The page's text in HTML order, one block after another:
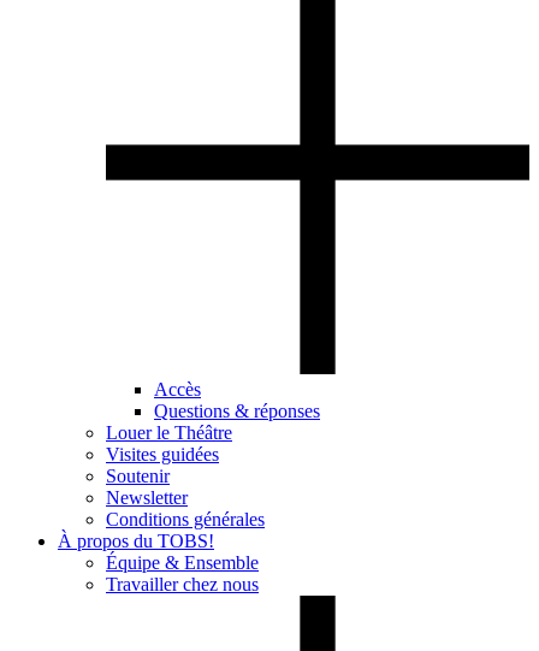
Accès
Questions & réponses
Louer le Théâtre
Visites guidées
Soutenir
Newsletter
Conditions générales
À propos du TOBS!
Équipe & Ensemble
Travailler chez nous